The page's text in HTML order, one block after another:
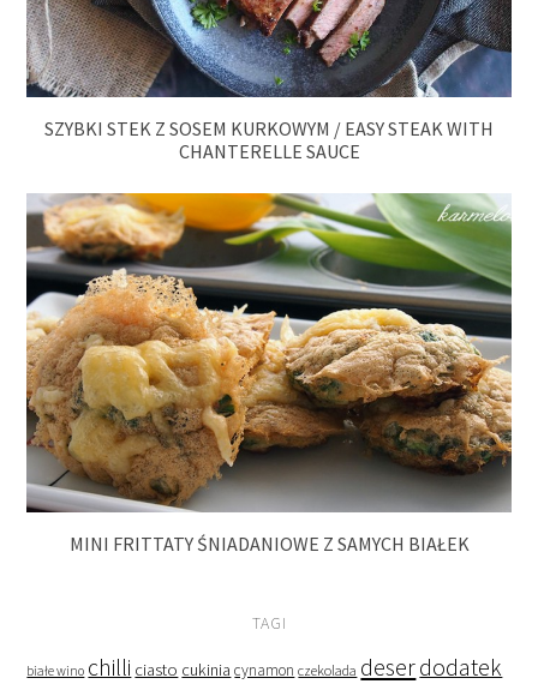
SZYBKI STEK Z SOSEM KURKOWYM / EASY STEAK WITH
CHANTERELLE SAUCE
MINI FRITTATY ŚNIADANIOWE Z SAMYCH BIAŁEK
TAGI
białe wino chilli ciasto cukinia cynamon czekolada deserdodatek